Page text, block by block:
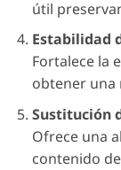
útil
Estabilidad
Fortalece la
obtener una
Sustitución
Ofrece una
contenido